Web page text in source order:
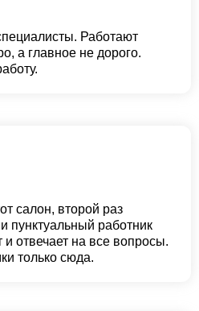
Работают
а главное не дорого.
салон, второй раз
пунктуальный работник
и отвечает на все вопросы.
только сюда.